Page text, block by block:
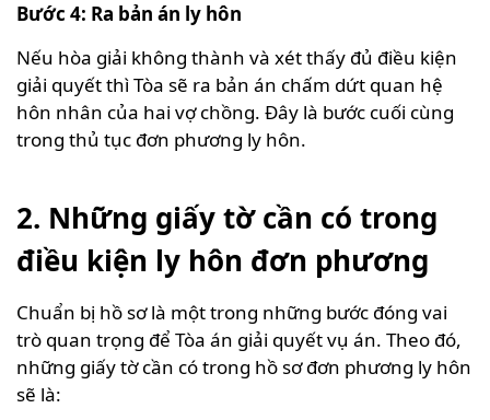
Bước 4: Ra bản án ly hôn
Nếu hòa giải không thành và xét thấy đủ điều kiện
giải quyết thì Tòa sẽ ra bản án chấm dứt quan hệ
hôn nhân của hai vợ chồng. Đây là bước cuối cùng
trong thủ tục đơn phương ly hôn.
2. Những giấy tờ cần có trong
điều kiện ly hôn đơn phương
Chuẩn bị hồ sơ là một trong những bước đóng vai
trò quan trọng để Tòa án giải quyết vụ án. Theo đó,
những giấy tờ cần có trong hồ sơ đơn phương ly hôn
sẽ là: